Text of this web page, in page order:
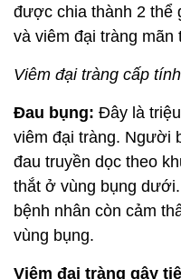
được chia thành 2 thể
và viêm đại tràng mãn
Viêm đại tràng cấp
Đau bụng: Đây là
viêm đại tràng. Người
đau truyền dọc theo
thắt ở vùng bụng
bệnh nhân còn cảm
vùng bụng.
Viêm đại tràng gây